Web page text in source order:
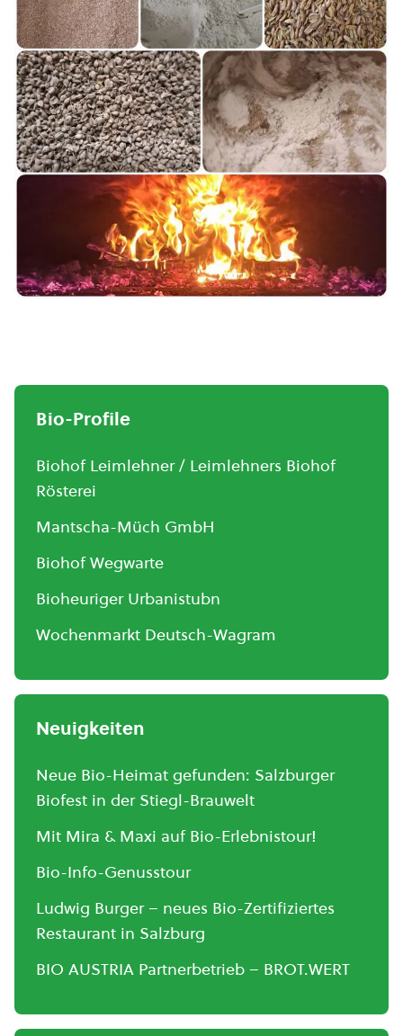
Bio-Profile
Biohof Leimlehner / Leimlehners Biohof
Rösterei
Mantscha-Müch GmbH
Biohof Wegwarte
Bioheuriger Urbanistubn
Wochenmarkt Deutsch-Wagram
Neuigkeiten
Neue Bio-Heimat gefunden: Salzburger
Biofest in der Stiegl-Brauwelt
Mit Mira & Maxi auf Bio-Erlebnistour!
Bio-Info-Genusstour
Ludwig Burger – neues Bio-Zertifiziertes
Restaurant in Salzburg
BIO AUSTRIA Partnerbetrieb – BROT.WERT